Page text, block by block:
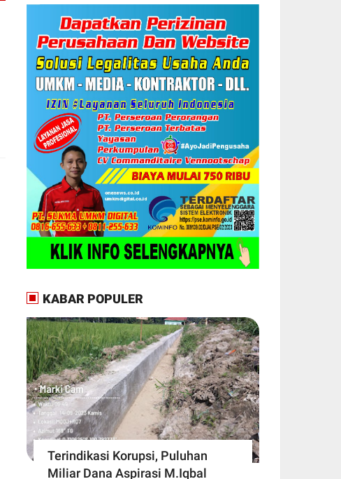
KABAR POPULER
Terindikasi Korupsi, Puluhan
Miliar Dana Aspirasi M.Iqbal